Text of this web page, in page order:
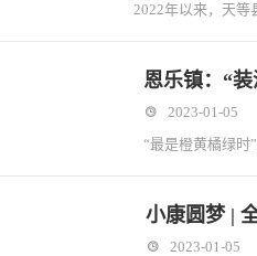
2022年以来，天等
恩乐镇：“
2023-01-05
“最是橙黄橘绿时
小康圆梦 |
2023-01-05